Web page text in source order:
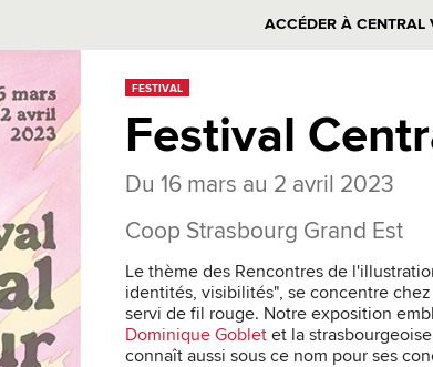
ACCÉDER À CENTRAL
FESTIVAL
Festival
Du 16 mars au 2 avril 2023
Coop Strasbourg Grand Est
Le thème des Rencontres de
identités, visibilités", se concentre
servi de fil rouge. Notre exposition
Dominique Goblet et la
connaît aussi sous ce nom pour ses